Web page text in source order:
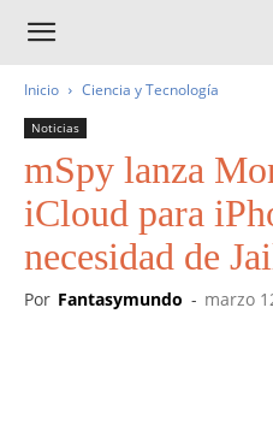
Inicio Ciencia y Tecnología
Noticias
mSpy lanza
iCloud para
necesidad de
Por Fantasymundo - marzo